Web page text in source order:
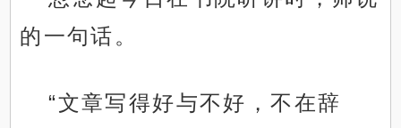
的一句话。
“文章写得好与不好，不在辞